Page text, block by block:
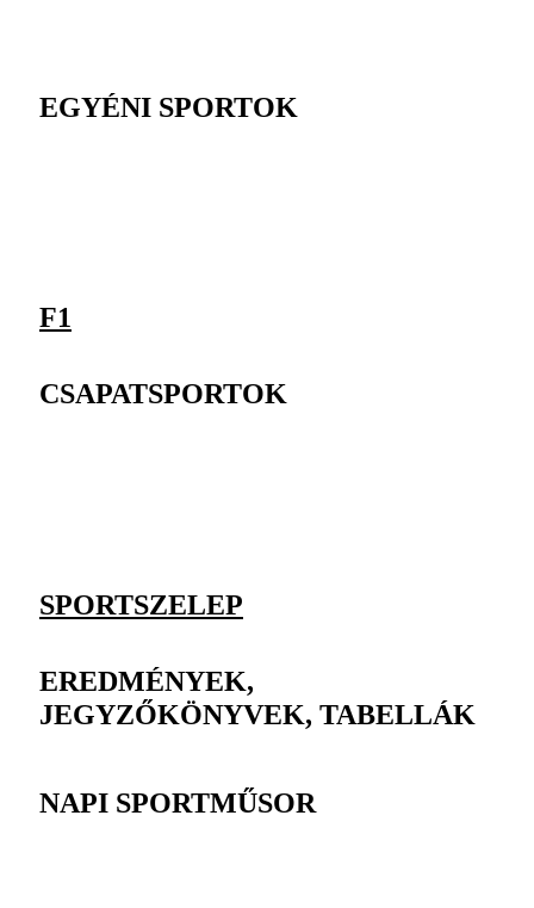
EGYÉNI SPORTOK
F1
CSAPATSPORTOK
SPORTSZELEP
EREDMÉNYEK,
JEGYZŐKÖNYVEK, TABELLÁK
NAPI SPORTMŰSOR